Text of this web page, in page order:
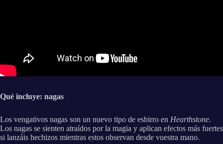
Qué incluye: nagas
Los vengativos nagas son un nuevo tipo de esbirro en Hearthstone.
Los nagas se sienten atraídos por la magia y aplican efectos más fuertes
si lanzáis hechizos mientras estos observan desde vuestra mano.